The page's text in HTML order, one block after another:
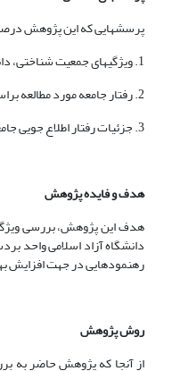
پرسشهایی که این پژوهش
1. ویژگیهای جمعیت شناختی، دانش مقدماتی و زمینه‌های جامعة مورد مطالعه چگونه است؟
2. رفتار جامعه مورد مطالعه براساس مدل اطلاع‌جویی مارکیونینی چگونه است؟
3. جزئیات رفتار اطلاع جویی جامعه مورد مطالعه در فرایند جستجو از اینترنت چگونه است؟
هدف و فایده پژوهش
هدف این پژوهش، بررسی
دانشگاه آزاد اسلامی واحد
رهنمودهایی در جهت افزایش
روش پژوهش
از آنجا که پژوهش حاضر به